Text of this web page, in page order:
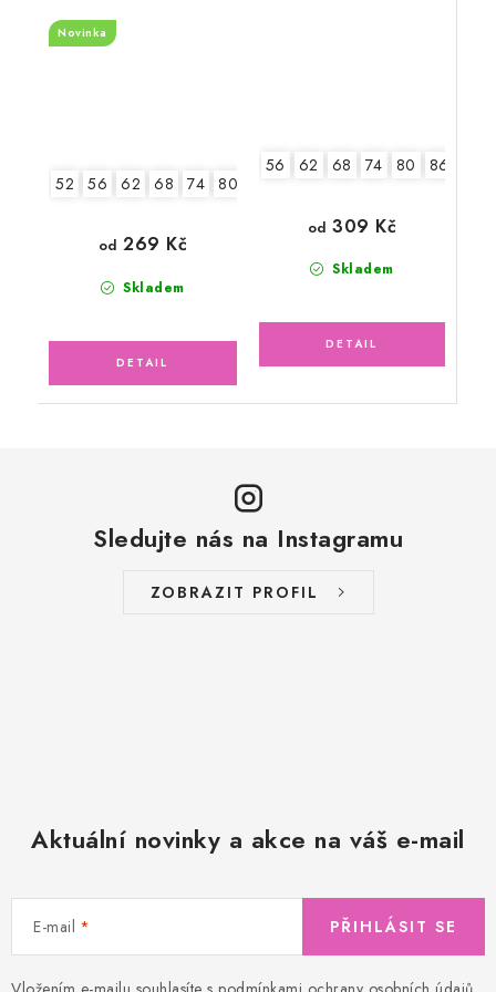
vzor, sluníčkově žlutý
Novinka
52 56 62 68 74 80
Skladem
od 269 Kč
56 62 68 74 80 86
Skladem
od 309 Kč
Sledujte nás na Instagramu
ZOBRAZIT PROFIL
Aktuální novinky a akce na váš e-mail
E-mail PŘIHLÁSIT SE